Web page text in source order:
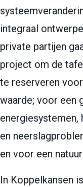
integraal
private partijen
project om de
te reserveren
waarde; voor een
energiesystemen,
en
en voor een
In Koppelkansen